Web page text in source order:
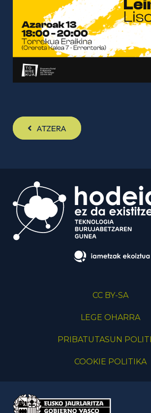
ATZERA
CC BY-SA
LEGE OHARRA
PRIBATUTASUN
COOKIE POLITIKA